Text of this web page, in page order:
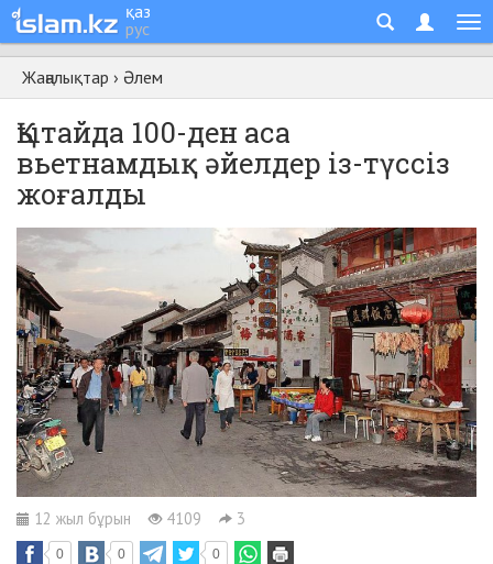
қаз
рус
Жаңалықтар › Әлем
Қытайда 100-ден аса
вьетнамдық әйелдер із-түссіз
жоғалды
12 жыл бұрын 4109 3
0 0 0